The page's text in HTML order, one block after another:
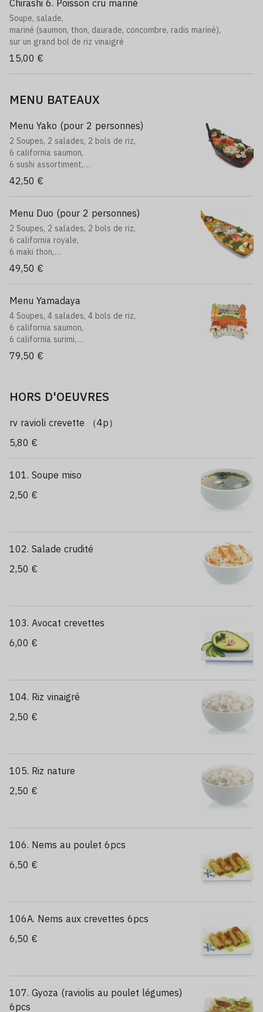
Chirashi 6. Poisson cru mariné
Soupe, salade,
mariné (saumon, thon, daurade, concombre, radis mariné),
sur un grand bol de riz vinaigré
15,00 €
MENU BATEAUX
Menu Yako (pour 2 personnes)
2 Soupes, 2 salades, 2 bols de riz,
6 california saumon,
6 sushi assortiment,
6 maki saumon,
12 sashimi assortiment,
8 brochettes: 2 poulet, 2 boulettes, 2 saumon, 2
fromages
42,50 €
Menu Duo (pour 2 personnes)
2 Soupes, 2 salades, 2 bols de riz,
6 california royale,
6 maki thon,
6 california saumon fromage,
10 sushi varié,
18 sashimi assortiment
49,50 €
Menu Yamadaya
4 Soupes, 4 salades, 4 bols de riz,
6 california saumon,
6 california surimi,
6 maki saumon,
6 maki thon,
6 california royale,
18 sashimi assortiment,
79,50 €
HORS D'OEUVRES
rv ravioli crevette （4p）
5,80 €
101. Soupe miso
2,50 €
102. Salade crudité
2,50 €
103. Avocat crevettes
6,00 €
104. Riz vinaigré
2,50 €
105. Riz nature
2,50 €
106. Nems au poulet 6pcs
6,50 €
106A. Nems aux crevettes 6pcs
6,50 €
107. Gyoza (raviolis au poulet légumes)
6pcs